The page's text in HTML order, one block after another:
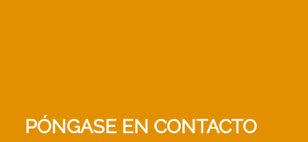
PÓNGASE EN CONTACTO